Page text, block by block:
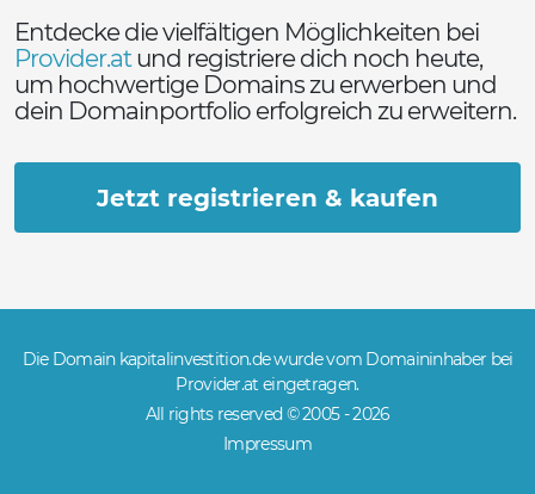
Entdecke die vielfältigen Möglichkeiten bei
Provider.atund registriere dich noch heute,
um hochwertige Domains zu erwerben und
dein Domainportfolio erfolgreich zu erweitern.
Jetzt registrieren & kaufen
Die Domain kapitalinvestition.de wurde vom Domaininhaber bei
Provider.at eingetragen.
All rights reserved © 2005 -2026
Impressum